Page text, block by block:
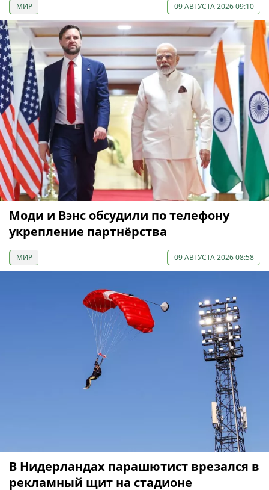
МИР 09 АВГУСТА 2026 09:10
Моди и Вэнс обсудили по телефону
укрепление партнёрства
МИР 09 АВГУСТА 2026 08:58
В Нидерландах парашютист врезался в
рекламный щит на стадионе